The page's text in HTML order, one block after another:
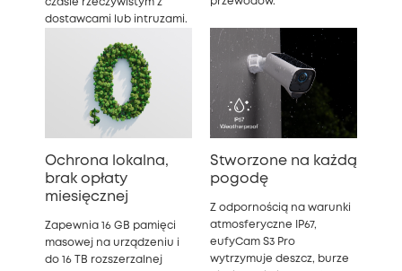
dostawcami lub intruzami.
Ochrona lokalna,
brak opłaty
miesięcznej
Zapewnia 16 GB pamięci
masowej na urządzeniu i
do 16 TB rozszerzalnej
Stworzone na każdą
pogodę
Z odpornością na warunki
atmosferyczne IP67,
eufyCam S3 Pro
wytrzymuje deszcz, burze